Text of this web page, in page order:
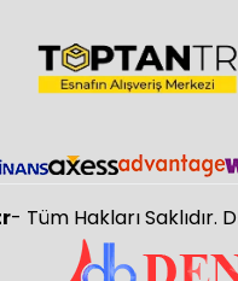
- Tüm Hakları Saklıdır.